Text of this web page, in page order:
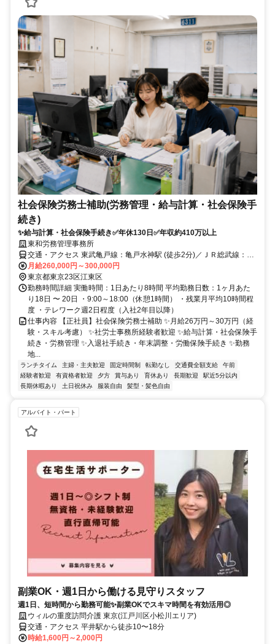
社会保険労務士補助(労務管理・給与計算・社会保険手
続き)
✨給与計算・社会保険手続き✅年休130日✅年収約410万以上
東和労務管理事務所
交通・アクセス 東武亀戸線：亀戸水神駅 (徒歩2分)／ＪＲ総武線：亀
戸駅(徒歩12分)
月給260,000円～300,000円
東京都東京23区江東区
勤務時間詳細 実働時間：1日あたり8時間 平均勤務日数：1ヶ月あた
り18日 〜 20日 ・9:00～18:00（休憩1時間） ・残業月平均10時間程
度 ・テレワーク週2日程度（入社2年目以降）
仕事内容 【正社員】社会保険労務士補助 ✨月給26万円～30万円（経
験・スキル考慮） ✨社労士事務所経験者歓迎 ✨給与計算・社会保険手
続き・労務管理 ✨入退社手続き・年末調整・労働保険手続き ✨勤務
地...
ランチタイム 主婦・主夫歓迎 固定時間制 転勤なし 交通費全額支給
午前
経験者歓迎
有資格者歓迎 夕方 賞与あり 育休あり 長期歓迎
駅近5分以内
長期休暇あり
土日祝休み 服装自由 髪型・髪色自由
アルバイト・パート
副業OK・週1日から働ける見守りスタッフ
週1日、短時間から勤務可能✨副業OKでスキマ時間を有効活用◎
ウィルの重度訪問介護 東京(江戸川区小松川エリア)
交通・アクセス 平井駅から徒歩10〜18分
時給1,600円～2,000円